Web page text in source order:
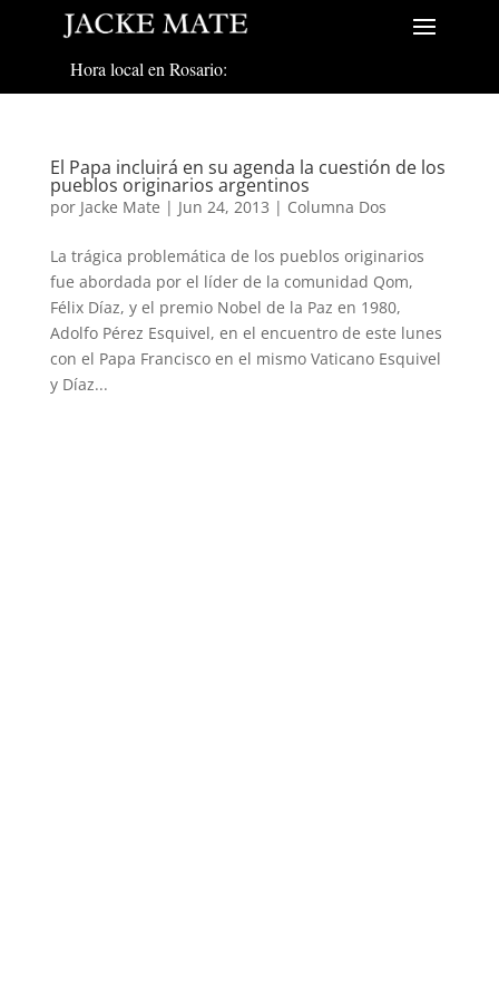
Hora local en Rosario:
El Papa incluirá en su agenda la cuestión de los
pueblos originarios argentinos
por Jacke Mate | Jun 24, 2013 | Columna Dos
La trágica problemática de los pueblos originarios
fue abordada por el líder de la comunidad Qom,
Félix Díaz, y el premio Nobel de la Paz en 1980,
Adolfo Pérez Esquivel, en el encuentro de este lunes
con el Papa Francisco en el mismo Vaticano Esquivel
y Díaz...